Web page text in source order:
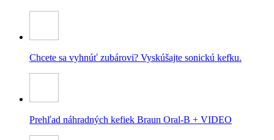
Chcete sa vyhnúť zubárovi? Vyskúšajte sonickú kefku.
Prehľad náhradných kefiek Braun Oral-B + VIDEO